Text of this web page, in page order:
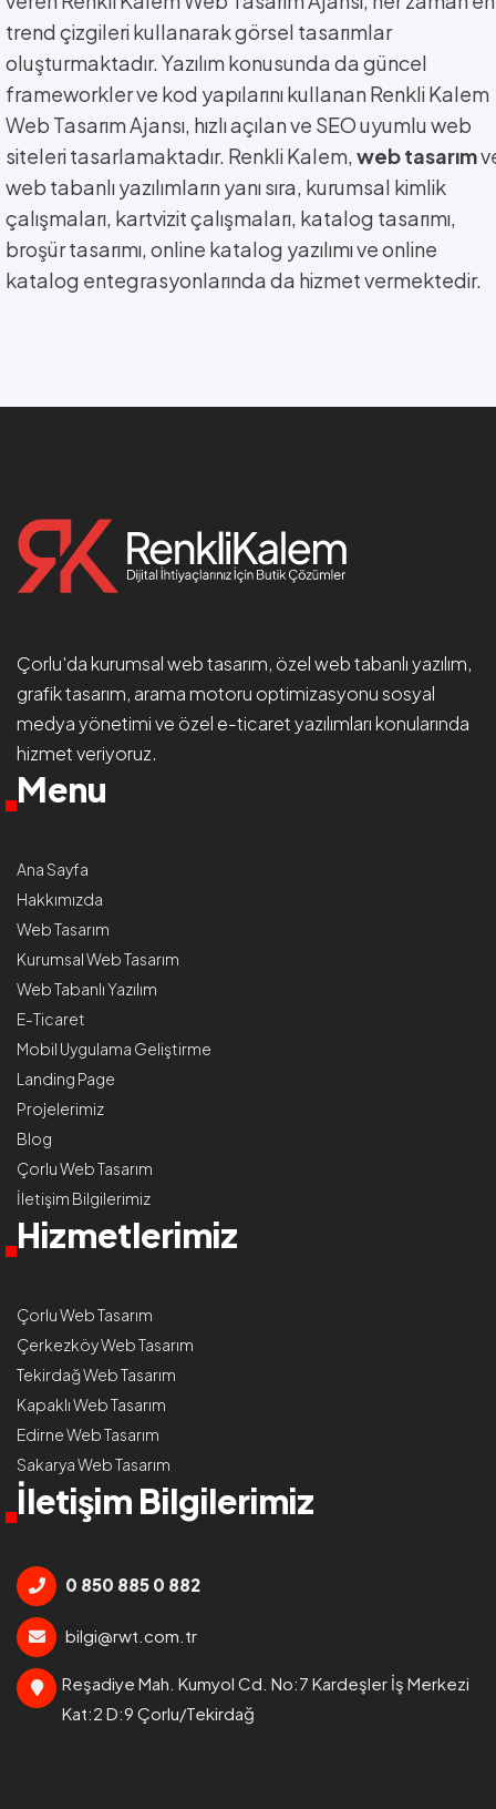
trend çizgileri kullanarak görsel tasarımlar
oluşturmaktadır. Yazılım konusunda da güncel
frameworkler ve kod yapılarını kullanan Renkli Kalem
Web Tasarım Ajansı, hızlı açılan ve SEO uyumlu web
siteleri tasarlamaktadır. Renkli Kalem,web tasarım
web tabanlı yazılımların yanı sıra, kurumsal kimlik
çalışmaları, kartvizit çalışmaları, katalog tasarımı,
broşür tasarımı, online katalog yazılımı ve online
katalog entegrasyonlarında da hizmet vermektedir.
Çorlu'dakurumsal web tasarım, özel web tabanlı yazılım,
grafik tasarım, arama motoru optimizasyonusosyal
medya yönetimive özel e-ticaret yazılımları konularında
hizmet veriyoruz.
Menu
Ana Sayfa
Hakkımızda
Web Tasarım
Kurumsal Web Tasarım
Web Tabanlı Yazılım
E-Ticaret
Mobil Uygulama Geliştirme
Landing Page
Projelerimiz
Blog
Çorlu Web Tasarım
İletişim Bilgilerimiz
Hizmetlerimiz
Çorlu Web Tasarım
Çerkezköy Web Tasarım
Tekirdağ Web Tasarım
Kapaklı Web Tasarım
Edirne Web Tasarım
Sakarya Web Tasarım
İletişim Bilgilerimiz
0 850 885 0 882
bilgi@rwt.com.tr
Reşadiye Mah. Kumyol Cd. No:7 Kardeşler İş Merkezi
Kat:2 D:9 Çorlu/Tekirdağ